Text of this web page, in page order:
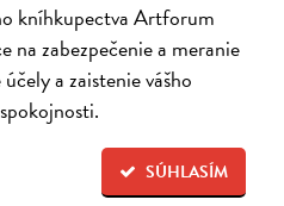
kníhkupectva Artforum
na zabezpečenie a meranie
a zaistenie vášho
SÚHLASÍM
| Kniha
pětaosmdesátiny a za pár měsíců
jako břišní a hrudní chirurg III.
Univerzity Karlovy v Praze.…